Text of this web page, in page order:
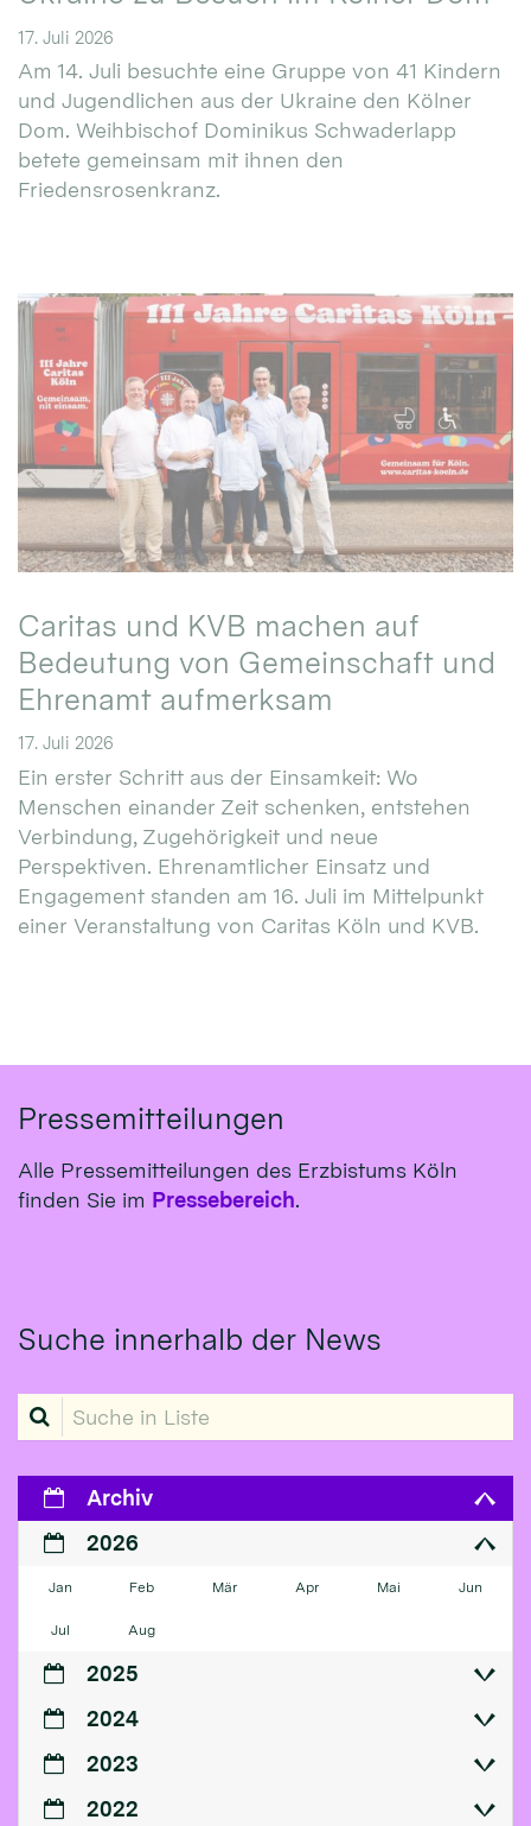
17. Juli 2026
Am 14. Juli besuchte eine Gruppe von 41 Kindern
und Jugendlichen aus der Ukraine den Kölner
Dom. Weihbischof Dominikus Schwaderlapp
betete gemeinsam mit ihnen den
Friedensrosenkranz.
Caritas und KVB machen auf
Bedeutung von Gemeinschaft und
Ehrenamt aufmerksam
17. Juli 2026
Ein erster Schritt aus der Einsamkeit: Wo
Menschen einander Zeit schenken, entstehen
Verbindung, Zugehörigkeit und neue
Perspektiven. Ehrenamtlicher Einsatz und
Engagement standen am 16. Juli im Mittelpunkt
einer Veranstaltung von Caritas Köln und KVB.
Pressemitteilungen
Alle Pressemitteilungen des Erzbistums Köln
finden Sie im Pressebereich.
Suche innerhalb der News
Suche in Liste
Archiv
2026
Jan Feb Mär Apr Mai Jun
Jul Aug
2025
2024
2023
2022